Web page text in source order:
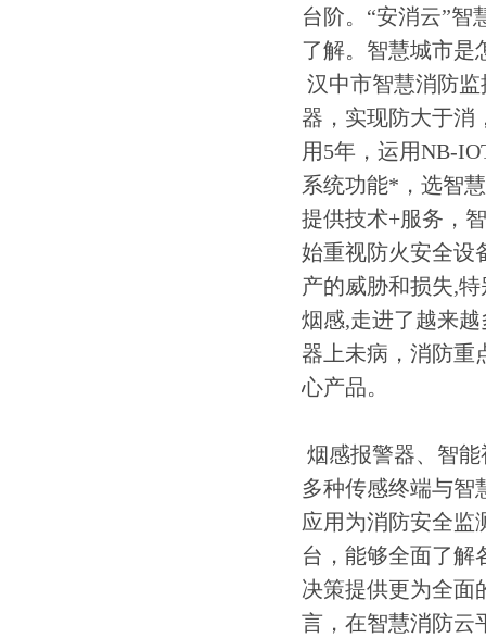
台阶。“安消云”
了解。智慧城市是
汉中市智慧消防
器，实现防大于消
用5年，运用NB-
系统功能*，选智
提供技术+服务，
始重视防火安全设
产的威胁和损失,
烟感,走进了越来
器上未病，消防重
心产品。
烟感报警器、智
多种传感终端与智
应用为消防安全监
台，能够全面了解
决策提供更为全面
言，在智慧消防云